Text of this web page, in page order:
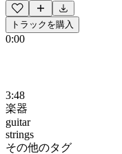
トラックを購入
0:00
3:48
楽器
guitar
strings
その他のタグ